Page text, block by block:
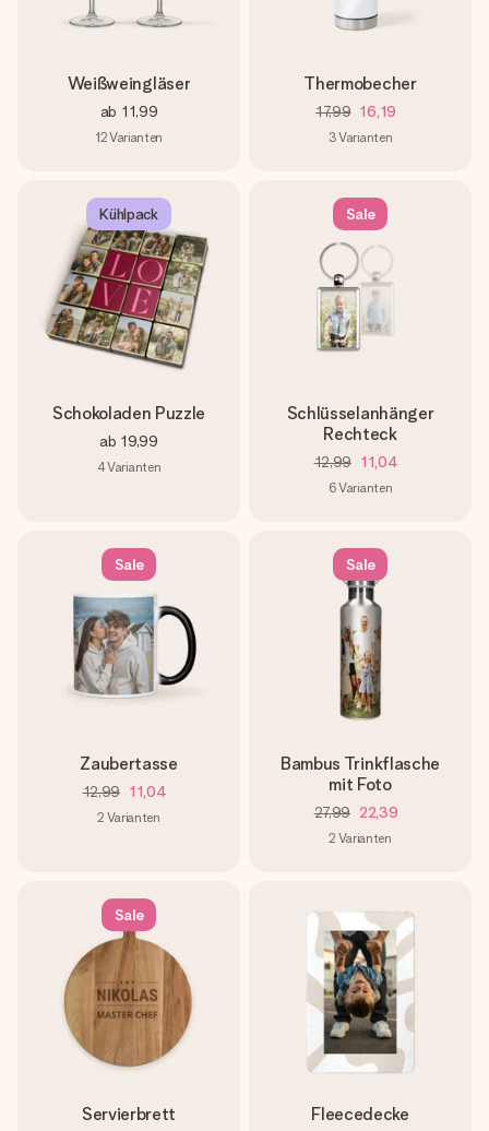
Weißweingläser
ab 11,99
12Varianten
Thermobecher
17,99 16,19
3Varianten
Kühlpack
Schokoladen Puzzle
ab 19,99
4Varianten
Sale
Schlüsselanhänger
Rechteck
12,99 11,04
6Varianten
Sale
Zaubertasse
12,99 11,04
2 Varianten
Sale
Bambus Trinkflasche
mit Foto
27,99 22,39
2 Varianten
Sale
Servierbrett Fleecedecke